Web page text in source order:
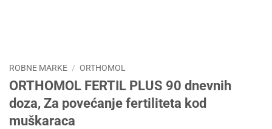
ROBNE MARKE / ORTHOMOL
ORTHOMOL FERTIL PLUS 90 dnevnih
doza, Za povećanje fertiliteta kod
muškaraca